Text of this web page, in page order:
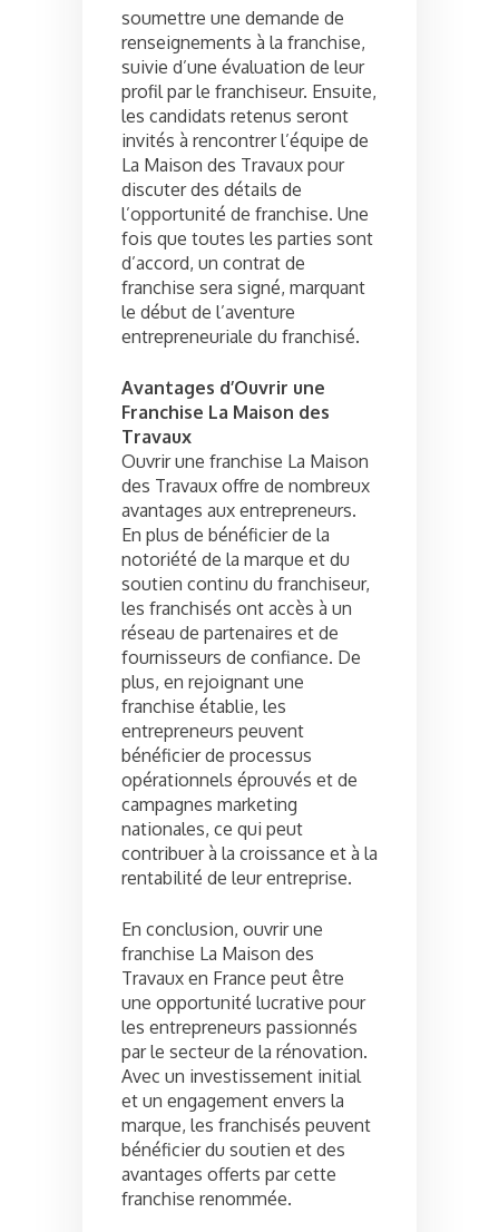
soumettre une demande de
renseignements à la franchise,
suivie d’une évaluation de leur
profil par le franchiseur. Ensuite,
les candidats retenus seront
invités à rencontrer l’équipe de
La Maison des Travaux pour
discuter des détails de
l’opportunité de franchise. Une
fois que toutes les parties sont
d’accord, un contrat de
franchise sera signé, marquant
le début de l’aventure
entrepreneuriale du franchisé.
Avantages d’Ouvrir une
Franchise La Maison des
Travaux
Ouvrir une franchise La Maison
des Travaux offre de nombreux
avantages aux entrepreneurs.
En plus de bénéficier de la
notoriété de la marque et du
soutien continu du franchiseur,
les franchisés ont accès à un
réseau de partenaires et de
fournisseurs de confiance. De
plus, en rejoignant une
franchise établie, les
entrepreneurs peuvent
bénéficier de processus
opérationnels éprouvés et de
campagnes marketing
nationales, ce qui peut
contribuer à la croissance et à la
rentabilité de leur entreprise.
En conclusion, ouvrir une
franchise La Maison des
Travaux en France peut être
une opportunité lucrative pour
les entrepreneurs passionnés
par le secteur de la rénovation.
Avec un investissement initial
et un engagement envers la
marque, les franchisés peuvent
bénéficier du soutien et des
avantages offerts par cette
franchise renommée.